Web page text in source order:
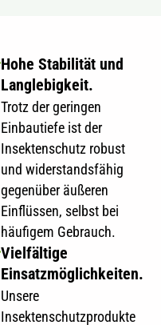
Hohe Stabilität und
Langlebigkeit.
Trotz der geringen
Einbautiefe ist der
Insektenschutz robust
und widerstandsfähig
gegenüber äußeren
Einflüssen, selbst bei
häufigem Gebrauch.
Vielfältige
Einsatzmöglichkeiten.
Unsere
Insektenschutzprodukte